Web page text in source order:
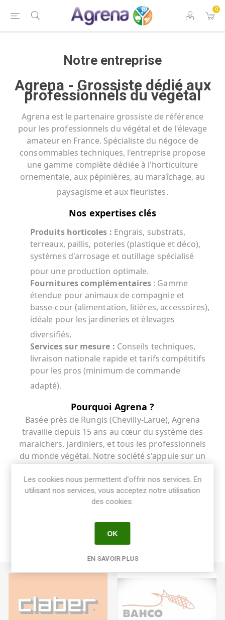
0
Notre entreprise
Agrena - Grossiste dédié aux
professionnels du végétal
Agrena est le partenaire grossiste de référence
pour les professionnels du végétal et de l'élevage
amateur en France. Spécialiste du négoce de
consommables techniques, l'entreprise propose
une gamme complète dédiée à l'horticulture
ornementale, aux pépinières, au maraîchage, au
paysagisme et aux fleuristes.
Nos expertises clés
Produits horticoles : Engrais, substrats,
terreaux, paillis, poteries (plastique et déco),
systèmes d'arrosage et outillage spécialisé
pour une production optimale.
Fournitures complémentaires : Gamme
étendue pour animaux de compagnie et
basse-cour (alimentation, litières, accessoires),
idéale pour les jardineries et élevages
diversifiés.
Services sur mesure : Conseils techniques,
livraison nationale rapide et tarifs compétitifs
pour les pros (minimum de commande
adapté).
Pourquoi Agrena ?
Basée près de Rungis (Chevilly-Larue), Agrena
travaille depuis 15 ans au cœur du système des
maraichers, jardiniers, et tous les professionnels
du monde végétal. Notre société s'appuie sur un
pour accompagner quotidiennement plus de 5
000 clients professionnels. Découvrez notre
catalogue en ligne ou contactez-nous pour un
Les cookies nous permettent d'offrir nos services. En
utilisant nos services, vous acceptez notre utilisation
des cookies.
OK
EN SAVOIR PLUS